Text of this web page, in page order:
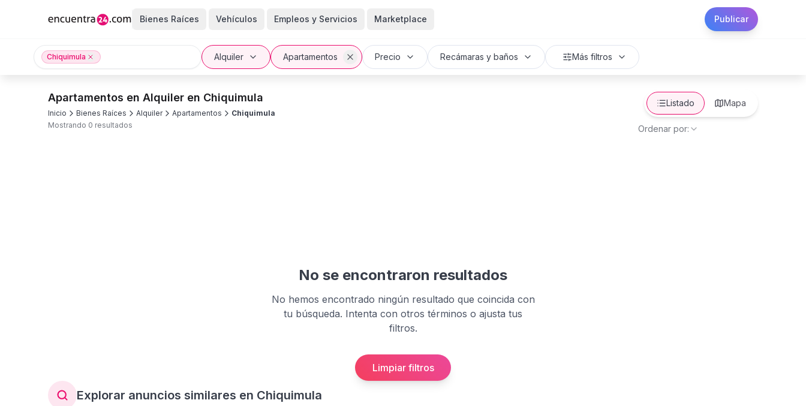
Bienes Raíces Vehículos Empleos y Servicios Marketplace Publicar
Chiquimula Alquiler Apartamentos Precio Recámaras y baños Más filtros
Apartamentos en Alquiler en Chiquimula
Inicio Bienes Raíces Alquiler Apartamentos
Chiquimula
Mostrando 0 resultados
Listado Mapa
Ordenar por:
No se encontraron resultados
No hemos encontrado ningún resultado que coincida con
tu búsqueda. Intenta con otros términos o ajusta tus
filtros.
Limpiar filtros
Explorar anuncios similares en Chiquimula